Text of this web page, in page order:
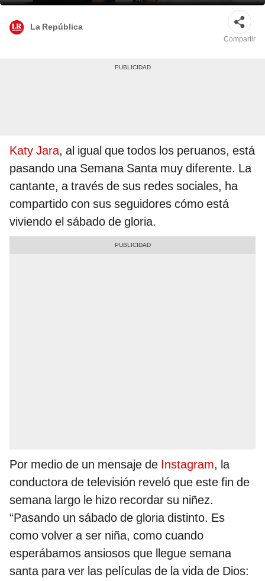
La República
Compartir
Katy Jara, al igual que todos los peruanos, está
pasando una Semana Santa muy diferente. La
cantante, a través de sus redes sociales, ha
compartido con sus seguidores cómo está
viviendo el sábado de gloria.
Por medio de un mensaje de Instagram, la
conductora de televisión reveló que este fin de
semana largo le hizo recordar su niñez.
“Pasando un sábado de gloria distinto. Es
como volver a ser niña, como cuando
esperábamos ansiosos que llegue semana
santa para ver las películas de la vida de Dios: